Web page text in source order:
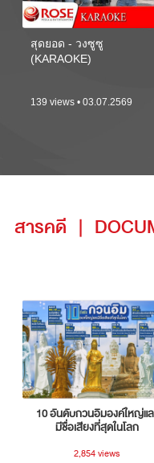
สุดยอด - วงซูซู
(KARAOKE)
139 views • 03.07.2569
สารคดี |
10 อันดับกวนอิมองค์ใหญ่แ
มีชื่อเสียงที่สุดในโลก
2,854 views